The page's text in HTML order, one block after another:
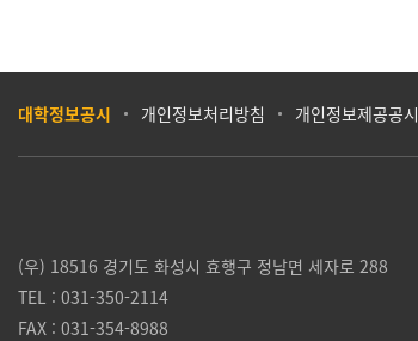
대학정보공시 개인정보처리방침 개인정보제공공시
(우) 18516 경기도 화성시 효행구 정남면 세자로 288
TEL : 031-350-2114
FAX : 031-354-8988